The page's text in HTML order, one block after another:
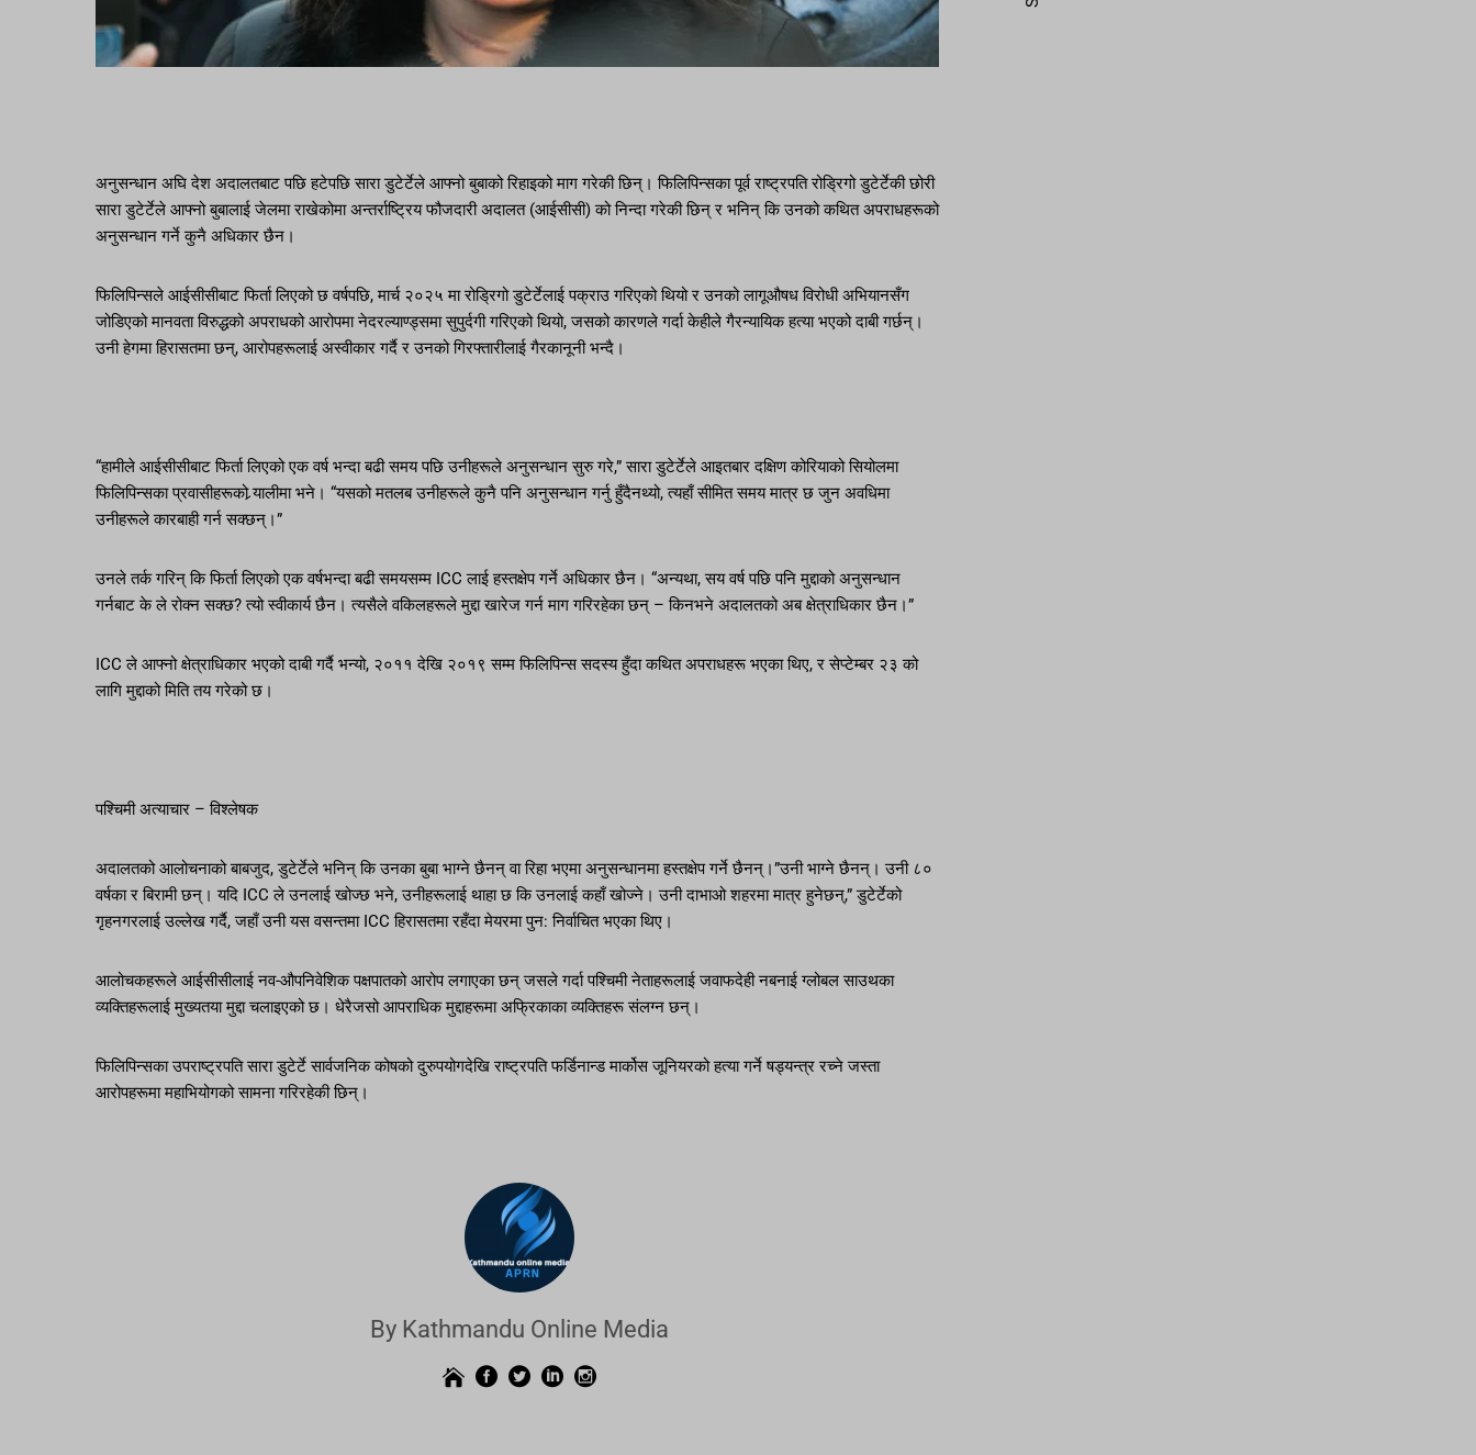
अनुसन्धान अघि देश अदालतबाट पछि हटेपछि सारा डुटेर्टेले आफ्नो बुबाको रिहाइको माग गरेकी छिन्। फिलिपिन्सका पूर्व राष्ट्रपति रोड्रिगो डुटेर्टेकी छोरी
सारा डुटेर्टेले आफ्नो बुबालाई जेलमा राखेकोमा अन्तर्राष्ट्रिय फौजदारी अदालत (आईसीसी) को निन्दा गरेकी छिन् र भनिन् कि उनको कथित अपराधहरूको
अनुसन्धान गर्ने कुनै अधिकार छैन।
फिलिपिन्सले आईसीसीबाट फिर्ता लिएको छ वर्षपछि, मार्च २०२५ मा रोड्रिगो डुटेर्टेलाई पक्राउ गरिएको थियो र उनको लागूऔषध विरोधी अभियानसँग
जोडिएको मानवता विरुद्धको अपराधको आरोपमा नेदरल्याण्ड्समा सुपुर्दगी गरिएको थियो, जसको कारणले गर्दा केहीले गैरन्यायिक हत्या भएको दाबी गर्छन्।
उनी हेगमा हिरासतमा छन्, आरोपहरूलाई अस्वीकार गर्दै र उनको गिरफ्तारीलाई गैरकानूनी भन्दै।
“हामीले आईसीसीबाट फिर्ता लिएको एक वर्ष भन्दा बढी समय पछि उनीहरूले अनुसन्धान सुरु गरे,” सारा डुटेर्टेले आइतबार दक्षिण कोरियाको सियोलमा
फिलिपिन्सका प्रवासीहरूको र्‍यालीमा भने। “यसको मतलब उनीहरूले कुनै पनि अनुसन्धान गर्नु हुँदैनथ्यो, त्यहाँ सीमित समय मात्र छ जुन अवधिमा
उनीहरूले कारबाही गर्न सक्छन्।”
उनले तर्क गरिन् कि फिर्ता लिएको एक वर्षभन्दा बढी समयसम्म ICC लाई हस्तक्षेप गर्ने अधिकार छैन। “अन्यथा, सय वर्ष पछि पनि मुद्दाको अनुसन्धान
गर्नबाट के ले रोक्न सक्छ? त्यो स्वीकार्य छैन। त्यसैले वकिलहरूले मुद्दा खारेज गर्न माग गरिरहेका छन् – किनभने अदालतको अब क्षेत्राधिकार छैन।”
ICC ले आफ्नो क्षेत्राधिकार भएको दाबी गर्दै भन्यो, २०११ देखि २०१९ सम्म फिलिपिन्स सदस्य हुँदा कथित अपराधहरू भएका थिए, र सेप्टेम्बर २३ को
लागि मुद्दाको मिति तय गरेको छ।
पश्चिमी अत्याचार – विश्लेषक
अदालतको आलोचनाको बाबजुद, डुटेर्टेले भनिन् कि उनका बुबा भाग्ने छैनन् वा रिहा भएमा अनुसन्धानमा हस्तक्षेप गर्ने छैनन्।”उनी भाग्ने छैनन्। उनी ८०
वर्षका र बिरामी छन्। यदि ICC ले उनलाई खोज्छ भने, उनीहरूलाई थाहा छ कि उनलाई कहाँ खोज्ने। उनी दाभाओ शहरमा मात्र हुनेछन्,” डुटेर्टेको
गृहनगरलाई उल्लेख गर्दै, जहाँ उनी यस वसन्तमा ICC हिरासतमा रहँदा मेयरमा पुन: निर्वाचित भएका थिए।
आलोचकहरूले आईसीसीलाई नव-औपनिवेशिक पक्षपातको आरोप लगाएका छन् जसले गर्दा पश्चिमी नेताहरूलाई जवाफदेही नबनाई ग्लोबल साउथका
व्यक्तिहरूलाई मुख्यतया मुद्दा चलाइएको छ। धेरैजसो आपराधिक मुद्दाहरूमा अफ्रिकाका व्यक्तिहरू संलग्न छन्।
फिलिपिन्सका उपराष्ट्रपति सारा डुटेर्टे सार्वजनिक कोषको दुरुपयोगदेखि राष्ट्रपति फर्डिनान्ड मार्कोस जूनियरको हत्या गर्ने षड्यन्त्र रच्ने जस्ता
आरोपहरूमा महाभियोगको सामना गरिरहेकी छिन्।
By Kathmandu Online Media